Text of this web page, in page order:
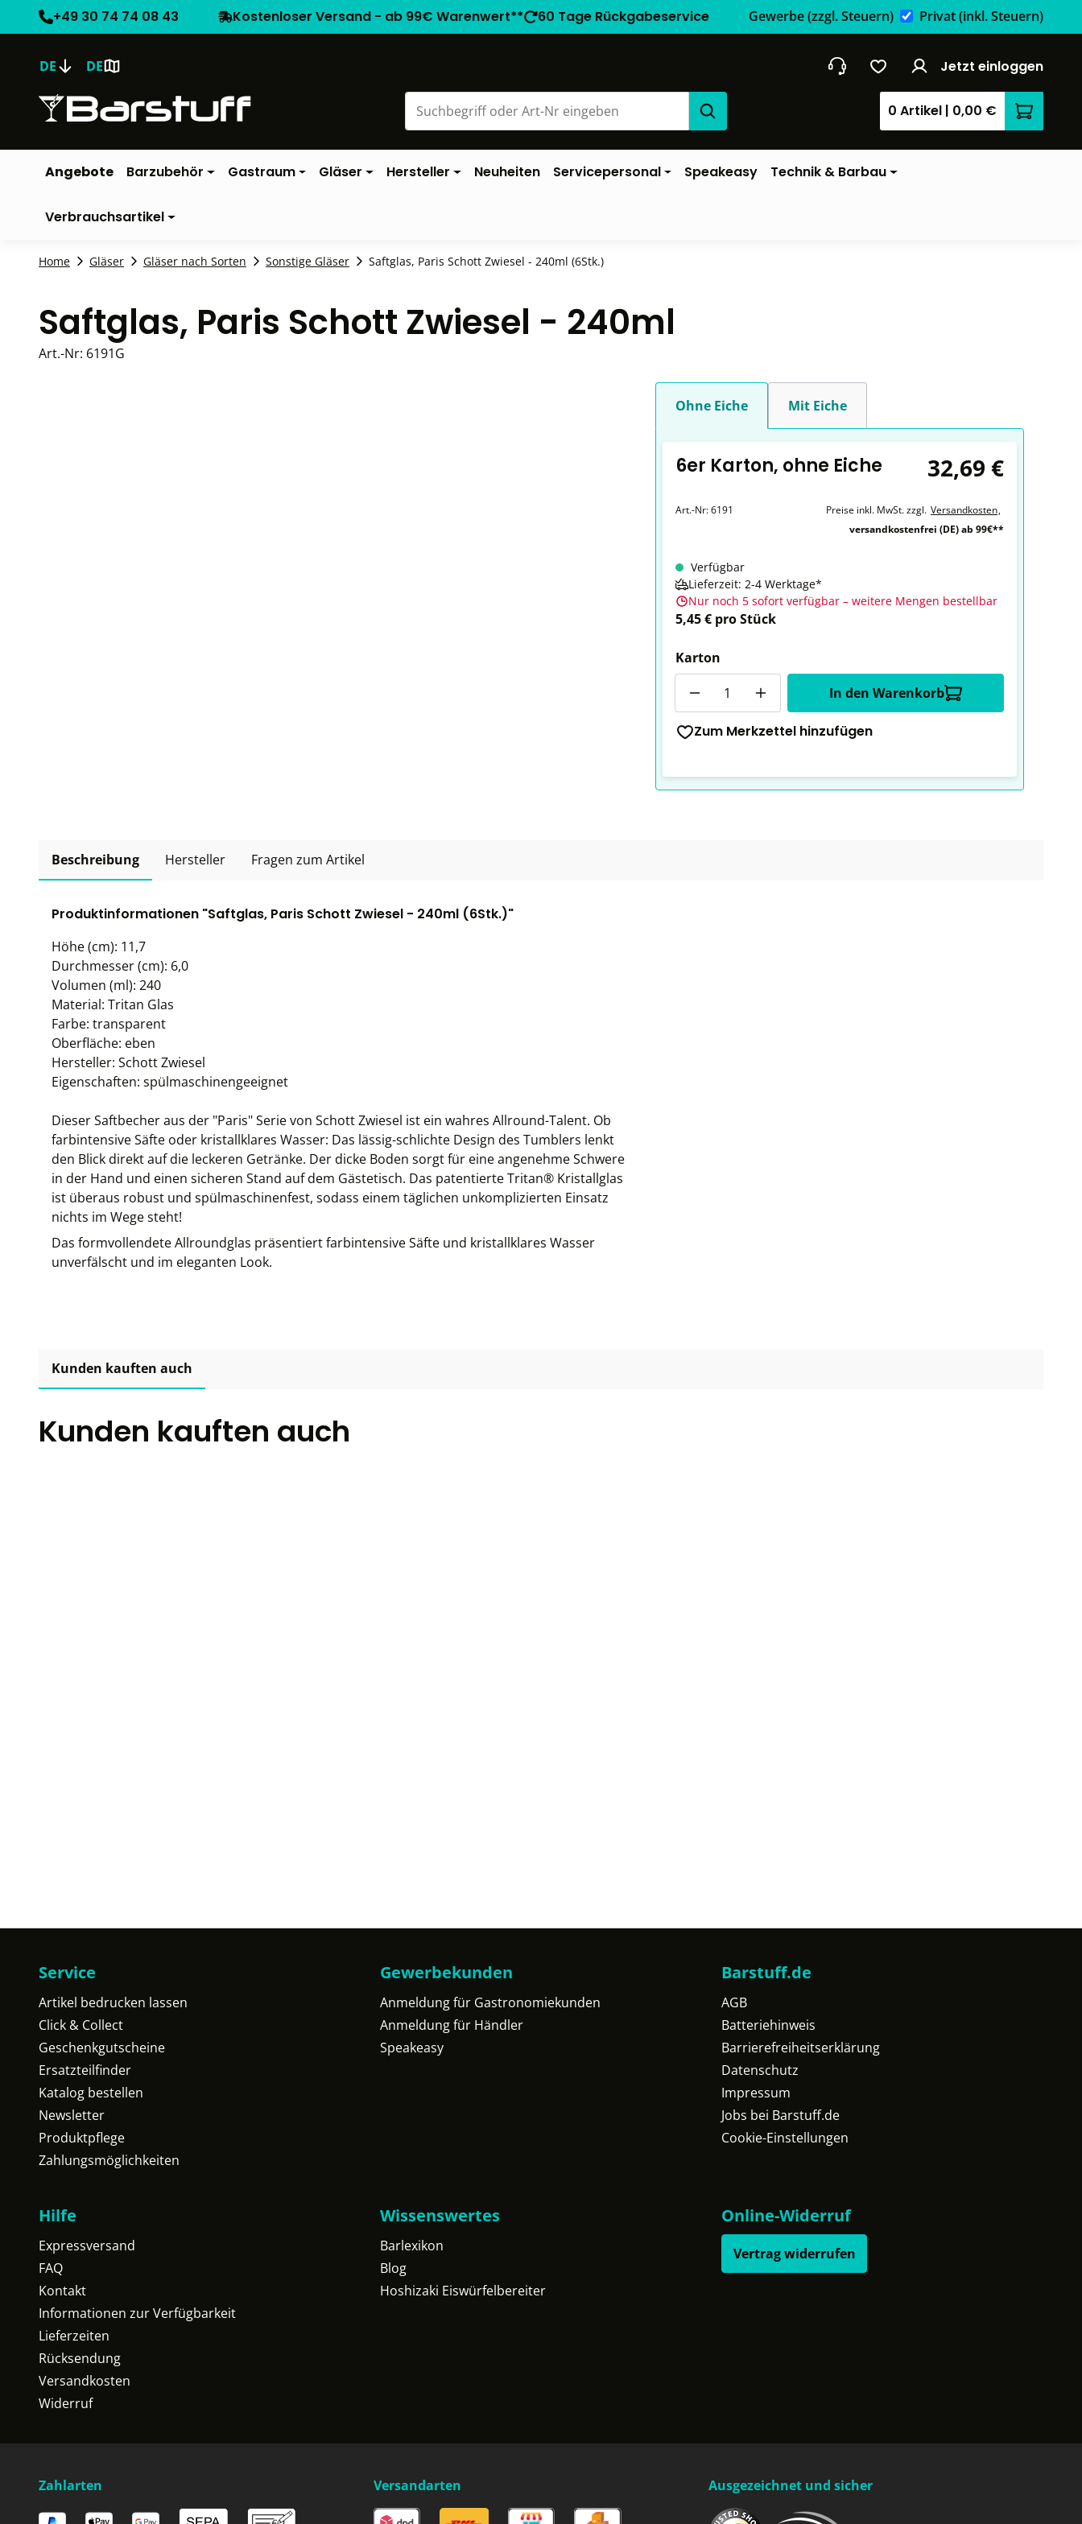
+49 30 74 74 08 43 Kostenloser Versand - ab 99€ Warenwert** 60 Tage Rückgabeservice Gewerbe(zzgl. Steuern) Privat(inkl. Steuern)
DE DE Jetzt einloggen
0 Artikel | 0,00 €
Angebote Barzubehör Gastraum Gläser Hersteller Neuheiten Servicepersonal Speakeasy Technik & Barbau
Verbrauchsartikel
Home Gläser Gläser nach Sorten Sonstige Gläser Saftglas, Paris Schott Zwiesel - 240ml (6Stk.)
Saftglas, Paris Schott Zwiesel - 240ml
Art.-Nr: 6191G
Ohne Eiche Mit Eiche
6er Karton, ohne Eiche 32,69 €
Art.-Nr:6191 Preise inkl. MwSt. zzgl. Versandkosten,
versandkostenfrei (DE) ab 99€**
Verfügbar
Lieferzeit: 2-4 Werktage*
Nur noch 5 sofort verfügbar – weitere Mengen bestellbar
5,45 € pro Stück
Karton
In den Warenkorb
Zum Merkzettel hinzufügen
Beschreibung Hersteller Fragen zum Artikel
Produktinformationen "Saftglas, Paris Schott Zwiesel - 240ml (6Stk.)"
Höhe (cm): 11,7
Durchmesser (cm): 6,0
Volumen (ml): 240
Material: Tritan Glas
Farbe: transparent
Oberfläche: eben
Hersteller: Schott Zwiesel
Eigenschaften: spülmaschinengeeignet
Dieser Saftbecher aus der "Paris" Serie von Schott Zwiesel ist ein wahres Allround-Talent. Ob
farbintensive Säfte oder kristallklares Wasser: Das lässig-schlichte Design des Tumblers lenkt
den Blick direkt auf die leckeren Getränke. Der dicke Boden sorgt für eine angenehme Schwere
in der Hand und einen sicheren Stand auf dem Gästetisch. Das patentierte Tritan® Kristallglas
ist überaus robust und spülmaschinenfest, sodass einem täglichen unkomplizierten Einsatz
nichts im Wege steht!
Das formvollendete Allroundglas präsentiert farbintensive Säfte und kristallklares Wasser
unverfälscht und im eleganten Look.
Kunden kauften auch
Kunden kauften auch
Service
Artikel bedrucken lassen
Click & Collect
Geschenkgutscheine
Ersatzteilfinder
Katalog bestellen
Newsletter
Produktpflege
Zahlungsmöglichkeiten
Gewerbekunden
Anmeldung für Gastronomiekunden
Anmeldung für Händler
Speakeasy
Barstuff.de
AGB
Batteriehinweis
Barrierefreiheitserklärung
Datenschutz
Impressum
Jobs bei Barstuff.de
Cookie-Einstellungen
Hilfe
Expressversand
FAQ
Kontakt
Informationen zur Verfügbarkeit
Lieferzeiten
Rücksendung
Versandkosten
Widerruf
Wissenswertes
Barlexikon
Blog
Hoshizaki Eiswürfelbereiter
Online-Widerruf
Vertrag widerrufen
Zahlarten Versandarten Ausgezeichnet und sicher